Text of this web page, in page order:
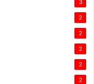
3
2
2
2
2
2